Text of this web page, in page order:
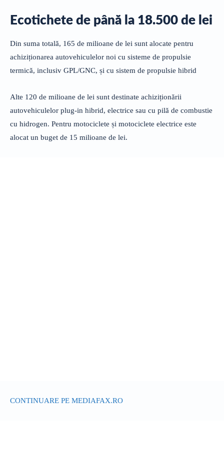
Ecotichete de până la 18.500 de lei
Din suma totală, 165 de milioane de lei sunt alocate pentru
achiziționarea autovehiculelor noi cu sisteme de propulsie
termică, inclusiv GPL/GNC, și cu sistem de propulsie hibrid
Alte 120 de milioane de lei sunt destinate achiziționării
autovehiculelor plug-in hibrid, electrice sau cu pilă de combustie
cu hidrogen. Pentru motociclete și motociclete electrice este
alocat un buget de 15 milioane de lei.
CONTINUARE PE MEDIAFAX.RO